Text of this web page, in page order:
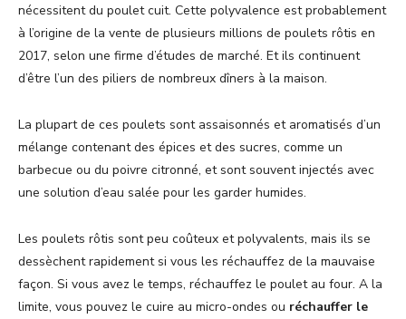
nécessitent du poulet cuit. Cette polyvalence est probablement
à l’origine de la vente de plusieurs millions de poulets rôtis en
2017, selon une firme d’études de marché. Et ils continuent
d’être l’un des piliers de nombreux dîners à la maison.
La plupart de ces poulets sont assaisonnés et aromatisés d’un
mélange contenant des épices et des sucres, comme un
barbecue ou du poivre citronné, et sont souvent injectés avec
une solution d’eau salée pour les garder humides.
Les poulets rôtis sont peu coûteux et polyvalents, mais ils se
dessèchent rapidement si vous les réchauffez de la mauvaise
façon. Si vous avez le temps, réchauffez le poulet au four. A la
limite, vous pouvez le cuire au micro-ondes ou réchauffer le